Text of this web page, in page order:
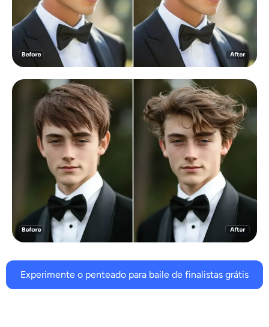
Experimente o penteado para baile de finalistas grátis